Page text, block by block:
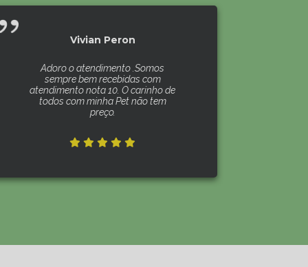
Vivian Peron
Adoro o atendimento .Somos
sempre bem recebidas com
atendimento nota 10. O carinho de
todos com minha Pet não tem
preço.